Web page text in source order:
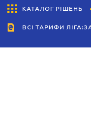
КАТАЛОГ РІШЕНЬ
ВСІ ТАРИФИ